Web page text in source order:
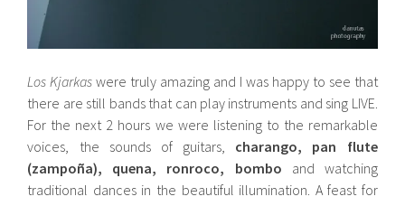
Los Kjarkas were truly amazing and I was happy to see that
there are still bands that can play instruments and sing LIVE.
For the next 2 hours we were listening to the remarkable
voices, the sounds of guitars, charango, pan flute
(zampoña), quena, ronroco, bombo and watching
traditional dances in the beautiful illumination. A feast for